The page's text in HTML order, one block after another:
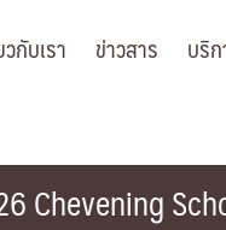
กับเรา ข่าวสาร บริ
Chevening